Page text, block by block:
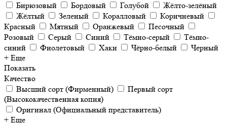
Бирюзовый
Бордовый Голубой
Жёлто-зелёный
Жёлтый
Зеленый Коралловый
Коричневый
Красный
Мятный Оранжевый
Песочный
Розовый
Серый Синий Тёмно-серый
Тёмно-
синий
Фиолетовый Хаки Чёрно-белый
Черный
+ Еще
Показать
Качество
Высший сорт (Фирменный)
Первый сорт
(Высококачественная копия)
Оригинал (Официальный представитель)
+ Еще